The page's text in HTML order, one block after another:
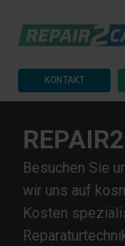
KONTAKT
Besuchen Sie
wir uns auf
Kosten